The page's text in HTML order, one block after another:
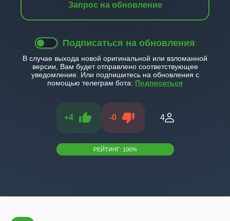
Запрос на обновление
Подписаться на обновления
В случае выхода новой оригинальной или взломанной
версии, Вам будет отправлено соответствующее
уведомление. Или подпишитесь на обновления с
помощью телеграм бота: Подписаться
+4 -0 4
РЕЙТИНГ: 100%